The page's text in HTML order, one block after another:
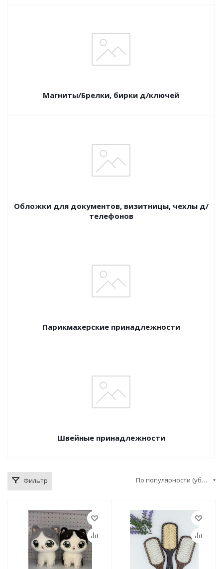
Магниты/Брелки, бирки д/ключей
Обложки для документов, визитницы, чехлы д/
телефонов
Парикмахерские принадлежности
Швейные принадлежности
Фильтр По популярности (убывание)